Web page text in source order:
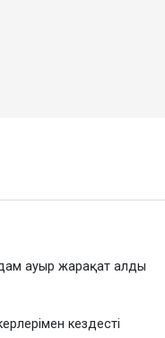
ауыр жарақат алды
кездесті